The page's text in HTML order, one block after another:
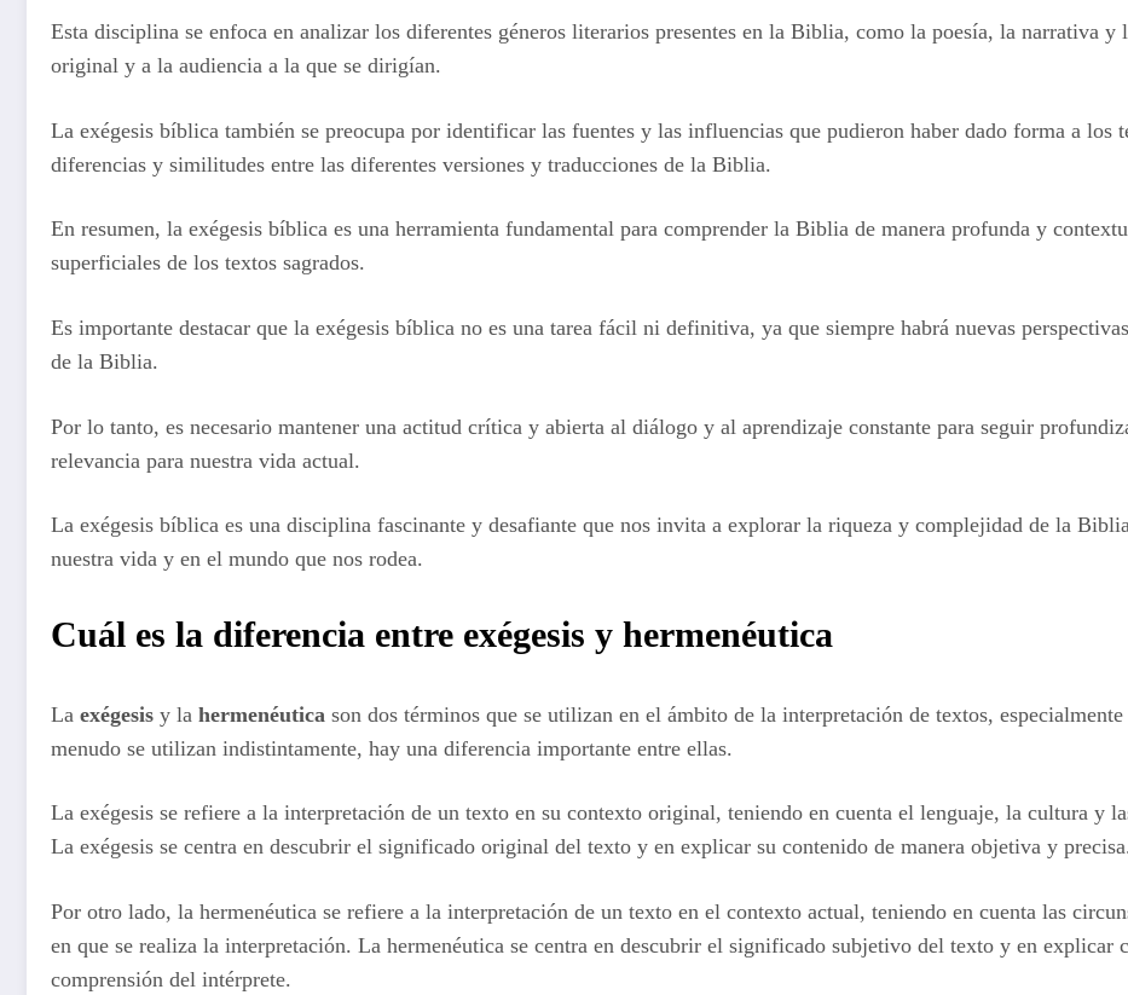
Esta disciplina se enfoca en analizar los diferentes géneros literarios presentes en la Biblia, como la poesía, la narrativa
original y a la audiencia a la que se dirigían.
La exégesis bíblica también se preocupa por identificar las fuentes y las influencias que pudieron haber dado forma a los
diferencias y similitudes entre las diferentes versiones y traducciones de la Biblia.
En resumen, la exégesis bíblica es una herramienta fundamental para comprender la Biblia de manera profunda y
superficiales de los textos sagrados.
Es importante destacar que la exégesis bíblica no es una tarea fácil ni definitiva, ya que siempre habrá nuevas
de la Biblia.
Por lo tanto, es necesario mantener una actitud crítica y abierta al diálogo y al aprendizaje constante para seguir
relevancia para nuestra vida actual.
La exégesis bíblica es una disciplina fascinante y desafiante que nos invita a explorar la riqueza y complejidad de la
nuestra vida y en el mundo que nos rodea.
Cuál es la diferencia entre exégesis y hermenéutica
La exégesis y la hermenéutica son dos términos que se utilizan en el ámbito de la interpretación de textos,
menudo se utilizan indistintamente, hay una diferencia importante entre ellas.
La exégesis se refiere a la interpretación de un texto en su contexto original, teniendo en cuenta el lenguaje, la cultura y
La exégesis se centra en descubrir el significado original del texto y en explicar su contenido de manera objetiva y
Por otro lado, la hermenéutica se refiere a la interpretación de un texto en el contexto actual, teniendo en cuenta las
en que se realiza la interpretación. La hermenéutica se centra en descubrir el significado subjetivo del texto y en explicar
comprensión del intérprete.